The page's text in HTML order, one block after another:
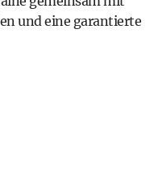
und eine garantierte